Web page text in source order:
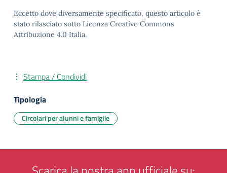
Eccetto dove diversamente specificato, questo articolo è
stato rilasciato sotto Licenza Creative Commons
Attribuzione 4.0 Italia.
Stampa / Condividi
Tipologia
Circolari per alunni e famiglie